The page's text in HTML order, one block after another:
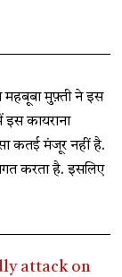
महबूबा मुफ़्ती ने इस
कायराना
कतई मंजूर नहीं है.
करता है. इसलिए
attack on